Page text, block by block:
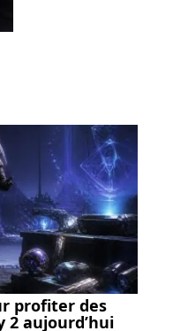
profiter des
2 aujourd’hui